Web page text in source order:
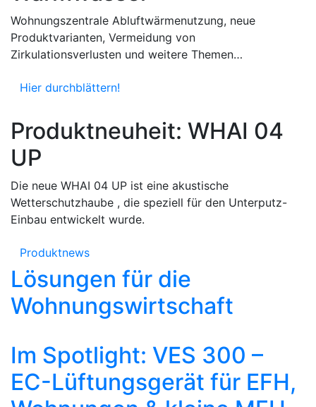
Wohnungszentrale Abluftwärmenutzung, neue
Produktvarianten, Vermeidung von
Zirkulationsverlusten und weitere Themen…
Hier durchblättern!
Produktneuheit: WHAI 04
UP
Die neue WHAI 04 UP ist eine akustische
Wetterschutzhaube , die speziell für den Unterputz-
Einbau entwickelt wurde.
Produktnews
Lösungen für die
Wohnungswirtschaft
Im Spotlight: VES 300 –
EC-Lüftungsgerät für EFH,